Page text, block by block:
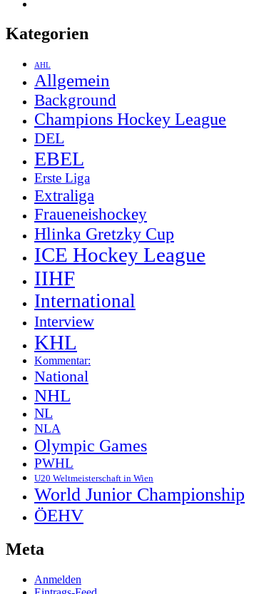
Kategorien
AHL
Allgemein
Background
Champions Hockey League
DEL
EBEL
Erste Liga
Extraliga
Fraueneishockey
Hlinka Gretzky Cup
ICE Hockey League
IIHF
International
Interview
KHL
Kommentar:
National
NHL
NL
NLA
Olympic Games
PWHL
U20 Weltmeisterschaft in Wien
World Junior Championship
ÖEHV
Meta
Anmelden